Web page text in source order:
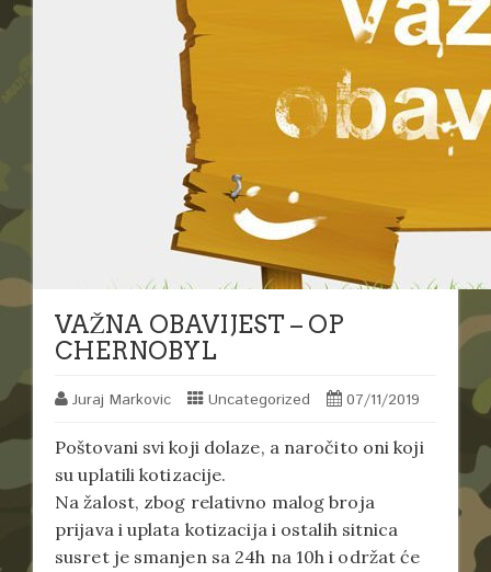
VAŽNA OBAVIJEST – OP
CHERNOBYL
Juraj Markovic Uncategorized 07/11/2019
Poštovani svi koji dolaze, a naročito oni koji
su uplatili kotizacije.
Na žalost, zbog relativno malog broja
prijava i uplata kotizacija i ostalih sitnica
susret je smanjen sa 24h na 10h i održat će